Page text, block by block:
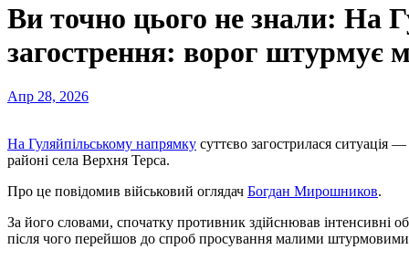
Ви точно цього не знали: На
загострення: ворог штурмує
Апр 28, 2026
На Гуляйпільському напрямку суттєво загострилася ситуація —
районі села Верхня Терса.
Про це повідомив військовий оглядач Богдан Мирошников.
За його словами, спочатку противник здійснював інтенсивні
після чого перейшов до спроб просування малими